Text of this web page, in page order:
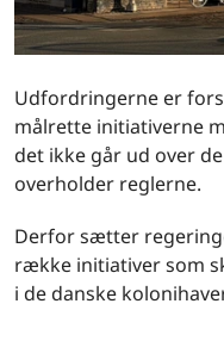
Udfordringerne er
målrette initiativerne
det ikke går ud over
overholder reglerne.
Derfor sætter
række initiativer som
i de danske